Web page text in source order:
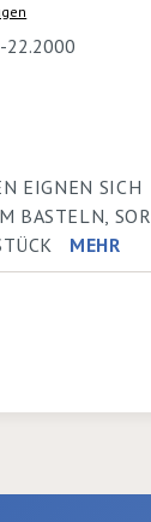
22.2000
EIGNEN SICH
BASTELN,
MEHR